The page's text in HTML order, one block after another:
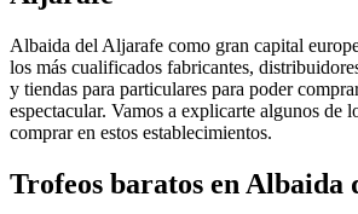
Albaida del Aljarafe como gran capital
los más cualificados fabricantes,
y tiendas para particulares para poder
espectacular. Vamos a explicarte algunos de
comprar en estos establecimientos.
Trofeos baratos en Albaida